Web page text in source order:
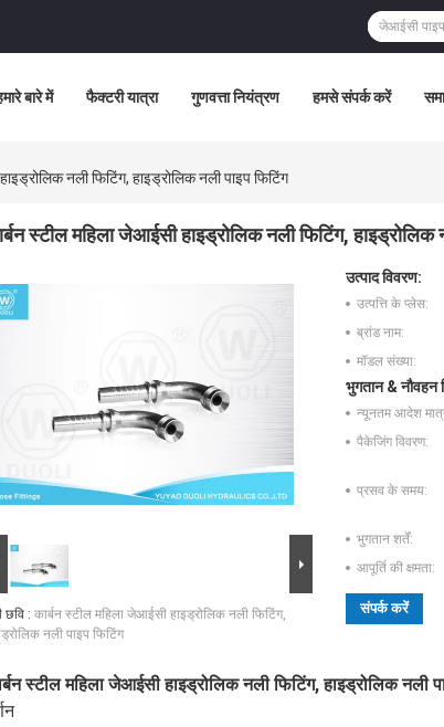
बारे में फैक्टरी यात्रा गुणवत्ता नियंत्रण हमसे संपर्क करें
नली फिटिंग, हाइड्रोलिक नली पाइप फिटिंग
स्टील महिला जेआईसी हाइड्रोलिक नली फिटिंग, हाइड्रोलिक
छवि : कार्बन स्टील महिला जेआईसी हाइड्रोलिक नली फिटिंग,
नली पाइप फिटिंग
उत्पाद विवरण:
उत्पत्ति के प्लेस:
ब्रांड नाम:
मॉडल संख्या:
भुगतान & नौवहन
न्यूनतम आदेश
पैकेजिंग विवरण:
प्रसव के समय:
भुगतान शर्तें:
आपूर्ति की क्षमता:
संपर्क करें
स्टील महिला जेआईसी हाइड्रोलिक नली फिटिंग, हाइड्रोलिक नली